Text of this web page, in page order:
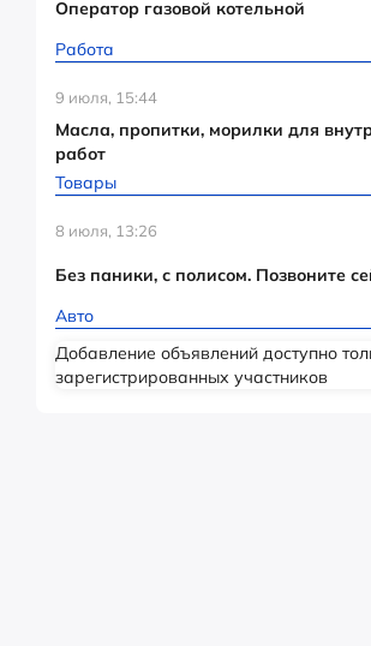
Оператор газовой котельной
Работа
9 июля, 15:44
Масла, пропитки, морилки для
работ
Товары
8 июля, 13:26
Без паники, с полисом. Позвоните
Авто
Добавление объявлений доступно
зарегистрированных участников